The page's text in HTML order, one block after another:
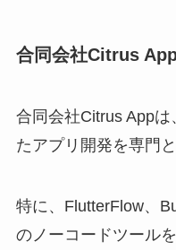
合同会社Citrus
合同会社Citrus App
たアプリ開発を専門
特に、FlutterFlow、
のノーコードツール